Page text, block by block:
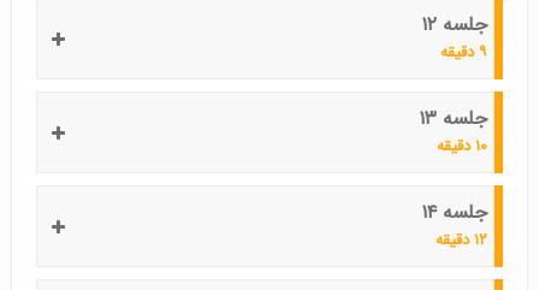
جلسه ۱۲
۹ دقیقه
جلسه ۱۳
۱۰ دقیقه
جلسه ۱۴
۱۲ دقیقه